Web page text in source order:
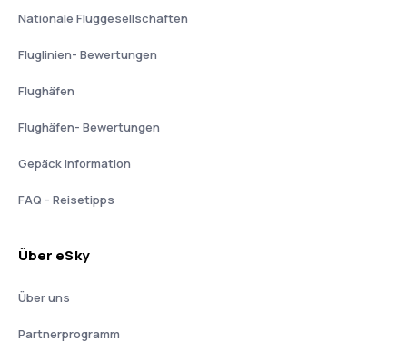
Nationale Fluggesellschaften
Fluglinien- Bewertungen
Flughäfen
Flughäfen- Bewertungen
Gepäck Information
FAQ - Reisetipps
Über eSky
Über uns
Partnerprogramm